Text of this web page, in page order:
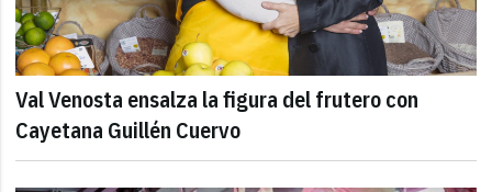
Val Venosta ensalza la figura del frutero con
Cayetana Guillén Cuervo